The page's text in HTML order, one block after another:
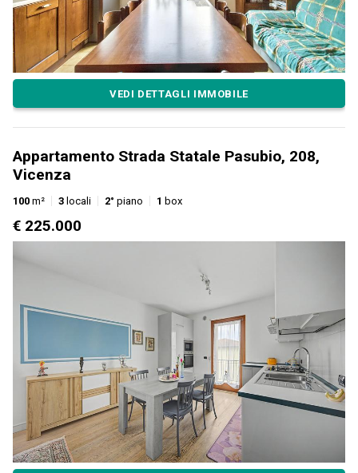
VEDI DETTAGLI IMMOBILE
Appartamento Strada Statale Pasubio, 208,
Vicenza
100 m² 3 locali 2° piano 1 box
€ 225.000